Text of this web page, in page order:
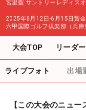
宮里藍 サントリーレディス
2025年6月12日-6月15日賞
六甲国際ゴルフ倶楽部（兵庫
大会TOP リーダ
ライブフォト 出場
【この大会のニュー